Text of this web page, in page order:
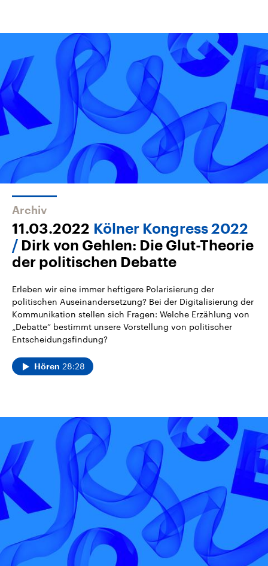
Archiv
11.03.2022 Kölner Kongress 2022
Dirk von Gehlen: Die Glut-Theorie
der politischen Debatte
Erleben wir eine immer heftigere Polarisierung der
politischen Auseinandersetzung? Bei der Digitalisierung der
Kommunikation stellen sich Fragen: Welche Erzählung von
„Debatte“ bestimmt unsere Vorstellung von politischer
Entscheidungsfindung?
Hören 28:28